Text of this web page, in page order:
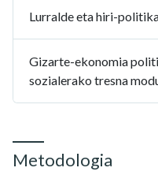
Lurralde eta hiri-
Gizarte-ekonomia
sozialerako tresna
Metodologia